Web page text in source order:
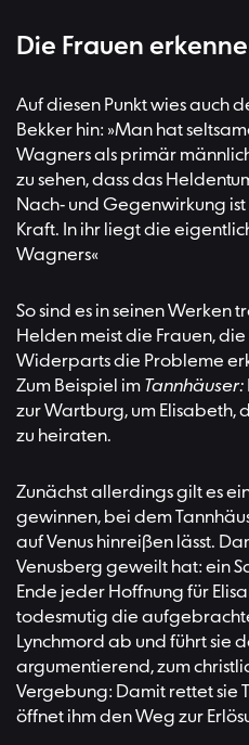
Die Frauen
Auf diesen Punkt wies auch
Bekker hin: »Man hat
Wagners als primär
zu sehen, dass das
Nach- und Gegenwirkung
Kraft. In ihr liegt die
Wagners«
So sind es in seinen
Helden meist die Frauen,
Widerparts die Probleme
Zum Beispiel im Tannhäuser:
zur Wartburg, um Elisabeth,
zu heiraten.
Zunächst allerdings gilt es
gewinnen, bei dem
auf Venus hinreißen lässt.
Venusberg geweilt hat: ein
Ende jeder Hoffnung für
todesmutig die
Lynchmord ab und führt sie
argumentierend, zum
Vergebung: Damit rettet sie
öffnet ihm den Weg zur